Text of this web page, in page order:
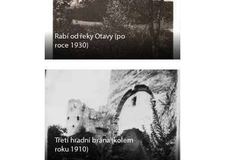
Rabí od řeky Otavy (po
roce 1930)
Třetí hradní brána (kolem
roku 1910)